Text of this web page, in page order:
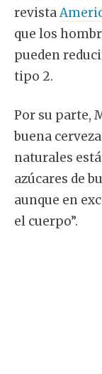
revista
que los
pueden
tipo 2.
Por su parte,
buena
naturales
azúcares de
aunque en
el cuerpo”.